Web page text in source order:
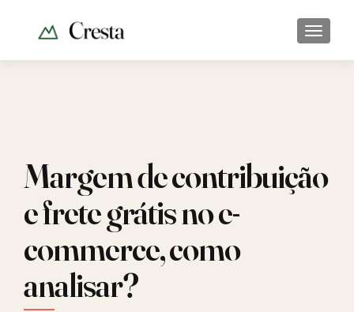
Margem de contribuição
e frete grátis no e-
commerce, como
analisar?